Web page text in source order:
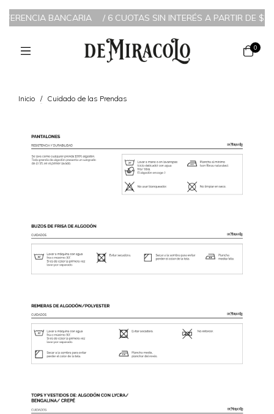
BANCARIA /6 CUOTAS SIN INTERÉS A PARTIR DE
0
Inicio / Cuidado de las Prendas